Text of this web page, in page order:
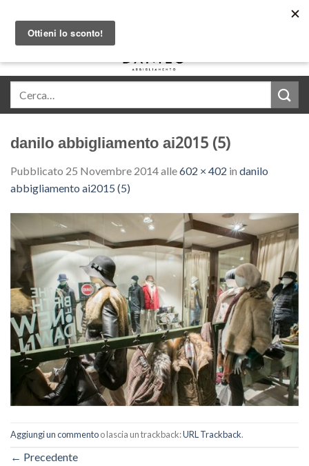
content
danilo abbigliamento ai2015 (5)
Pubblicato 25 Novembre 2014alle602 × 402 in danilo
abbigliamento ai2015 (5)
Aggiungi un commentoo lascia un trackback:URL Trackback.
← Precedente